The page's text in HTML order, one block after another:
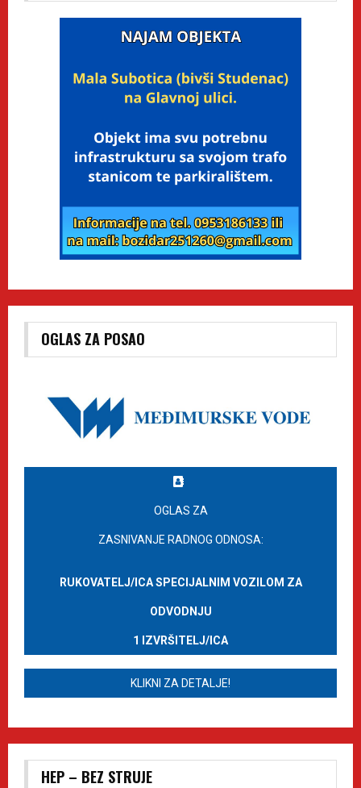
OGLAS ZA POSAO
OGLAS ZA
ZASNIVANJE RADNOG ODNOSA:
RUKOVATELJ/ICA SPECIJALNIM VOZILOM ZA
ODVODNJU
1 IZVRŠITELJ/ICA
KLIKNI ZA DETALJE!
HEP – BEZ STRUJE